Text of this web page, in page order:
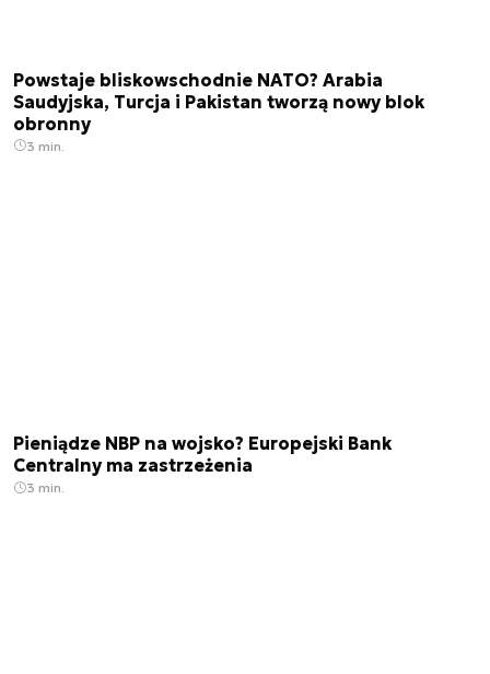
Powstaje bliskowschodnie NATO? Arabia
Saudyjska, Turcja i Pakistan tworzą nowy blok
obronny
3 min.
Pieniądze NBP na wojsko? Europejski Bank
Centralny ma zastrzeżenia
3 min.